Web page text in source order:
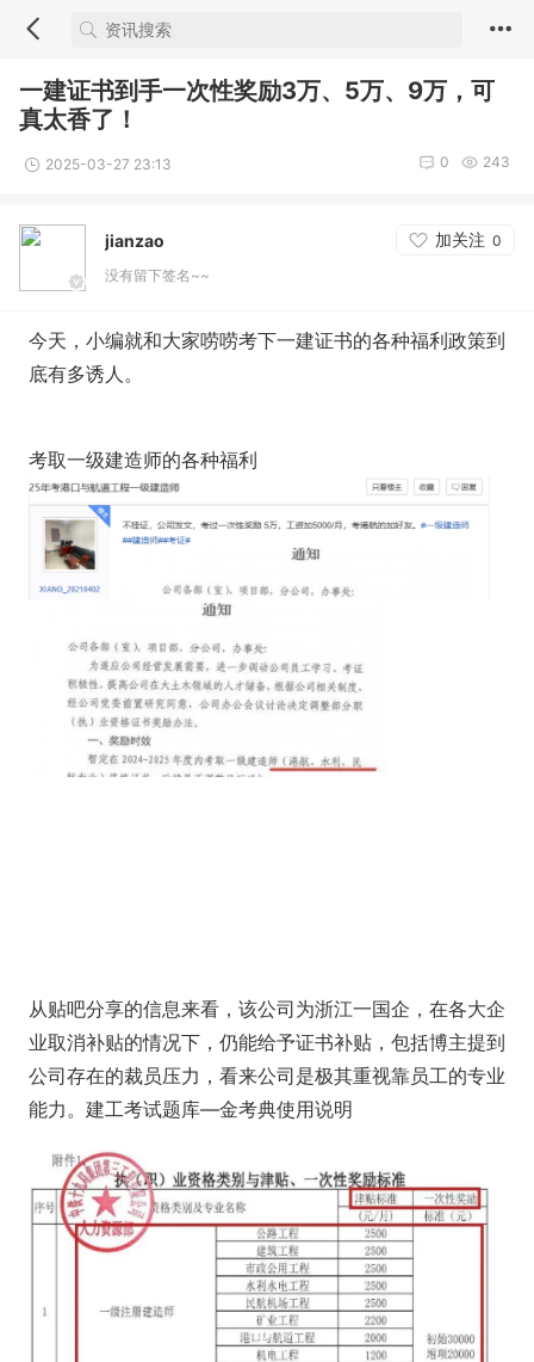
一建证书到手一次性奖励3万、5万、9万，可
真太香了！
2025-03-27 23:13 243
0
jianzao 加关注 0
没有留下签名~~
今天，小编就和大家唠唠考下一建证书的各种福利政策到
底有多诱人。
考取一级建造师的各种福利
从贴吧分享的信息来看，该公司为浙江一国企，在各大企
业取消补贴的情况下，仍能给予证书补贴，包括博主提到
公司存在的裁员压力，看来公司是极其重视靠员工的专业
能力。建工考试题库—金考典使用说明